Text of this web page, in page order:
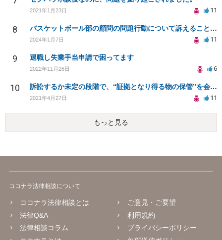
2021年1月23日 11
8 バスケットボール部の顧問の問題行動について訴えることは可能でしょうか？
2024年1月7日 11
9 退職し失業手当申請で困ってます
2022年11月26日 6
10 訴訟するか未定の段階で、“証拠となり得る物の保管”を会社に応じてもらえる方法は在りますか?
2021年4月27日 11
もっと見る
ココナラ法律相談について
ココナラ法律相談とは
法律Q&A
法律相談コラム
ご意見・ご要望
利用規約
プライバシーポリシー